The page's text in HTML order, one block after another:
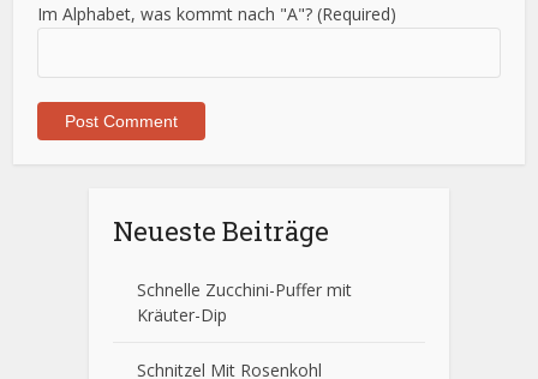
Im Alphabet, was kommt nach "A"? (Required)
Neueste Beiträge
Schnelle Zucchini-Puffer mit
Kräuter-Dip
Schnitzel Mit Rosenkohl